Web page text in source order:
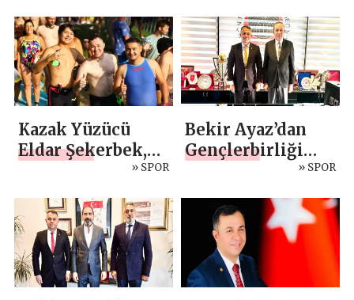
Arasında
Kazak Yüzücü
Eldar Şekerbek,
Yüzme Yarışında
İlk 10’a Girdi
» SPOR
Bekir Ayaz’dan
Gençlerbirliği
Spor Kulübü’ne» SPOR